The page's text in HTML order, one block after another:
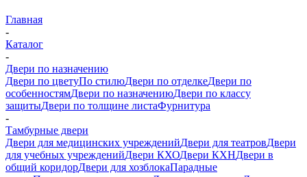
Главная
-
Каталог
-
Двери по назначению
Двери по цветуПо стилюДвери по отделкеДвери по
особенностямДвери по назначениюДвери по классу
защитыДвери по толщине листаФурнитура
-
Тамбурные двери
Двери для медицинских учрежденийДвери для театровДвери
для учебных учрежденийДвери КХОДвери КХНДвери в
общий коридорДвери для хозблокаПарадные